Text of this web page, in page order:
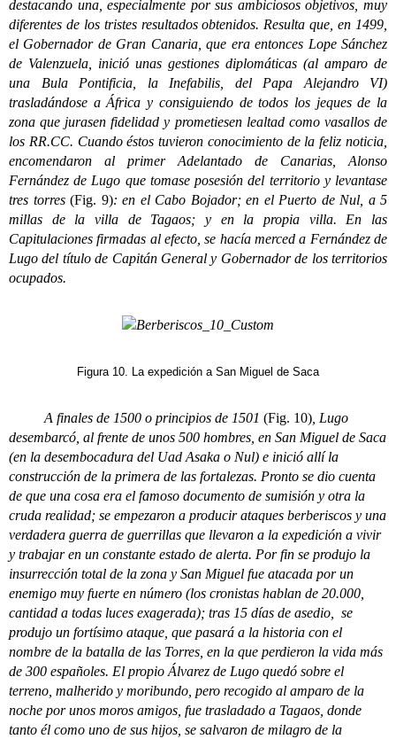
destacando una, especialmente por sus ambiciosos objetivos, muy
diferentes de los tristes resultados obtenidos. Resulta que, en 1499,
el Gobernador de Gran Canaria, que era entonces Lope Sánchez
de Valenzuela, inició unas gestiones diplomáticas (al amparo de
una Bula Pontificia, la Inefabilis, del Papa Alejandro VI)
trasladándose a África y consiguiendo de todos los jeques de la
zona que jurasen fidelidad y prometiesen lealtad como vasallos de
los RR.CC. Cuando éstos tuvieron conocimiento de la feliz noticia,
encomendaron al primer Adelantado de Canarias, Alonso
Fernández de Lugo que tomase posesión del territorio y levantase
tres torres (Fig. 9): en el Cabo Bojador; en el Puerto de Nul, a 5
millas de la villa de Tagaos; y en la propia villa. En las
Capitulaciones firmadas al efecto, se hacía merced a Fernández de
Lugo del título de Capitán General y Gobernador de los territorios
ocupados.
Figura 10. La expedición a San Miguel de Saca
A finales de 1500 o principios de 1501 (Fig. 10) , Lugo
desembarcó, al frente de unos 500 hombres, en San Miguel de Saca
(en la desembocadura del Uad Asaka o Nul) e inició allí la
construcción de la primera de las fortalezas. Pronto se dio cuenta
de que una cosa era el famoso documento de sumisión y otra la
cruda realidad; se empezaron a producir ataques berberiscos y una
verdadera guerra de guerrillas que llevaron a la expedición a vivir
y trabajar en un constante estado de alerta. Por fin se produjo la
insurrección total de la zona y San Miguel fue atacada por un
enemigo muy fuerte en número (los cronistas hablan de 20.000,
cantidad a todas luces exagerada); tras 15 días de asedio, se
produjo un fortísimo ataque, que pasará a la historia con el
nombre de la batalla de las Torres, en la que perdieron la vida más
de 300 españoles. El propio Álvarez de Lugo quedó sobre el
terreno, malherido y moribundo, pero recogido al amparo de la
noche por unos moros amigos, fue trasladado a Tagaos, donde
tanto él como uno de sus hijos, se salvaron de milagro de la